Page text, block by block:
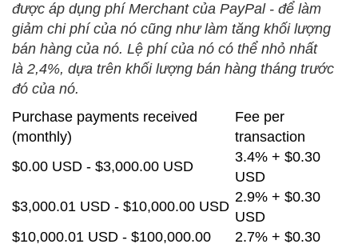
được áp dụng phí Merchant của PayPal - để làm
giảm chi phí của nó cũng nhưlàm tăng khối lượng
bán hàng của nó. Lệ phí của nó có thể nhỏ nhất
là 2,4%, dựa trên khối lượng bán hàng tháng trước
đó của nó.
Purchase payments received
(monthly)
Fee per
transaction
$0.00 USD - $3,000.00 USD
3.4% + $0.30
USD
$3,000.01 USD - $10,000.00 USD
2.9% + $0.30
USD
$10,000.01 USD - $100,000.00
2.7% + $0.30